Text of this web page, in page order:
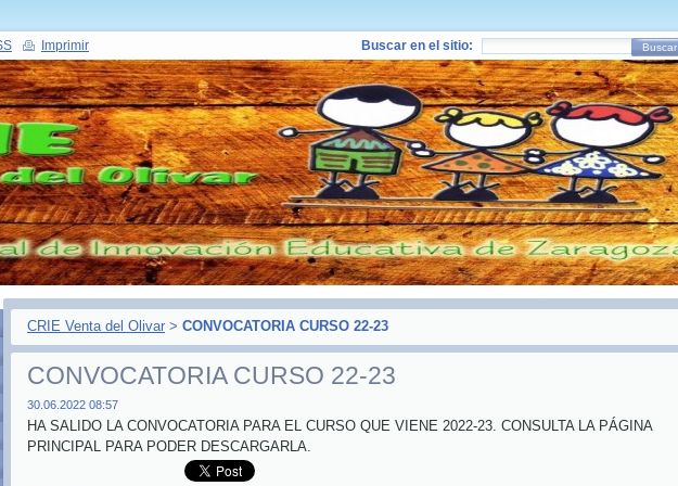
CRIE Venta del Olivar > CONVOCATORIA CURSO 22-23
CONVOCATORIA CURSO 22-23
30.06.2022 08:57
HA SALIDO LA CONVOCATORIA PARA EL CURSO QUE VIENE 2022-23. CONSULTA LA PÁGINA
PRINCIPAL PARA PODER DESCARGARLA.
Imprimir Buscar en el sitio: Buscar